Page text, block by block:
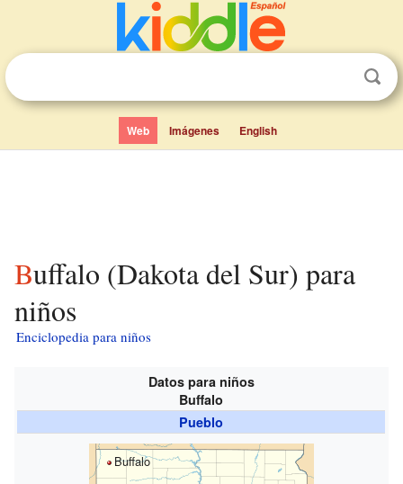
Web Imágenes English
Buffalo (Dakota del Sur) para
niños
Enciclopedia para niños
Datos para niños
Buffalo
Pueblo
Buffalo